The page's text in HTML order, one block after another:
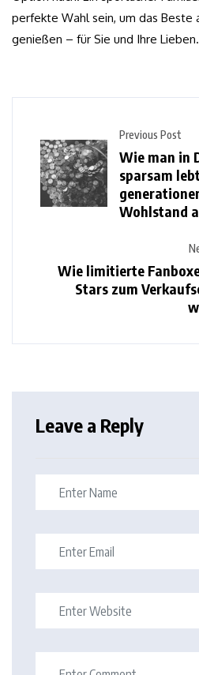
perfekte Wahl sein, um das Beste
genießen – für Sie und Ihre Lieben.
Previous Post
Wie man in
sparsam
Wohlstand
Wie limitierte
Stars zum
Leave a Reply